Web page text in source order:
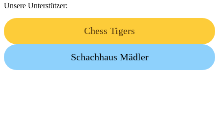
Unsere Unterstützer:
Chess Tigers
Schachhaus Mädler